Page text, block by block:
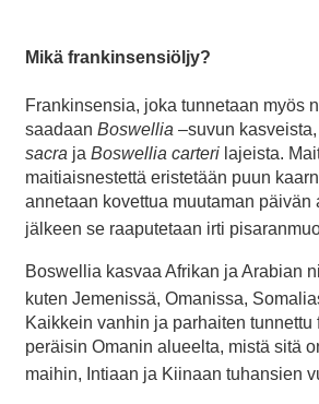
Mikä frankinsensiöljy?
Frankinsensia, joka tunnetaan myös
saadaan Boswellia –suvun
sacra ja Boswellia carteri lajeista.
maitiaisnestettä eristetään puun
annetaan kovettua muutaman päivän
jälkeen se raaputetaan irti
Boswellia kasvaa Afrikan ja Arabian
kuten Jemenissä, Omanissa,
Kaikkein vanhin ja parhaiten tunnettu
peräisin Omanin alueelta, mistä sitä
maihin, Intiaan ja Kiinaan tuhansien